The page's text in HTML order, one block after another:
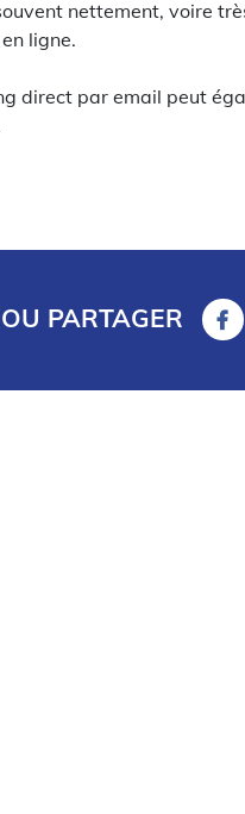
nettement, voire
ligne.
direct par email peut
OU PARTAGER